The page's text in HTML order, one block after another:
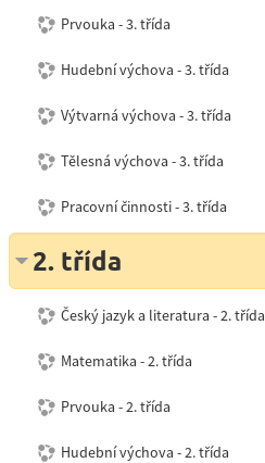
Prvouka - 3. třída
Hudební výchova - 3. třída
Výtvarná výchova - 3. třída
Tělesná výchova - 3. třída
Pracovní činnosti - 3. třída
2. třída
Český jazyk a literatura - 2. třída
Matematika - 2. třída
Prvouka - 2. třída
Hudební výchova - 2. třída